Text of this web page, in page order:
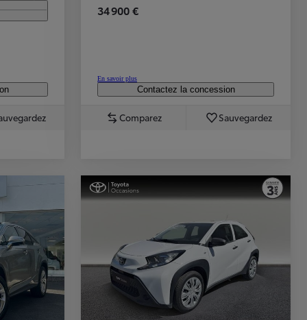
34 900 €
En savoir plus
Contactez la concession
Comparez Sauvegardez